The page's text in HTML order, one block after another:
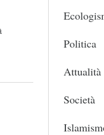
Politica
Attualità
Società